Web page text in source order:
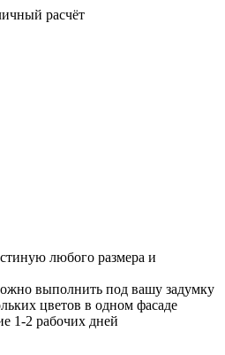
расчёт
любого размера и
выполнить под вашу задумку
цветов в одном фасаде
1-2 рабочих дней